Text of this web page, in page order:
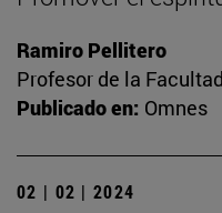
Ramiro Pellitero
Profesor de la
Publicado en: Omnes
02 | 02 | 2024